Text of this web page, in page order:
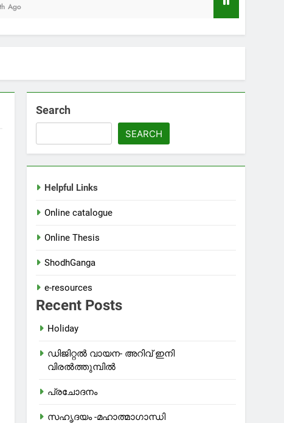
വായനക്കാരുടെ കൂട്ടായ്മ
Search
SEARCH
Helpful Links
Online catalogue
Online Thesis
ShodhGanga
e-resources
Recent Posts
Holiday
ഡിജിറ്റൽ വായന- അറിവ് ഇനി
വിരൽത്തുമ്പിൽ
പ്രചോദനം
സഹൃദയം -മഹാത്മാഗാന്ധി